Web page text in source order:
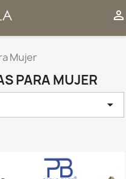

Mujer
PARA MUJER
